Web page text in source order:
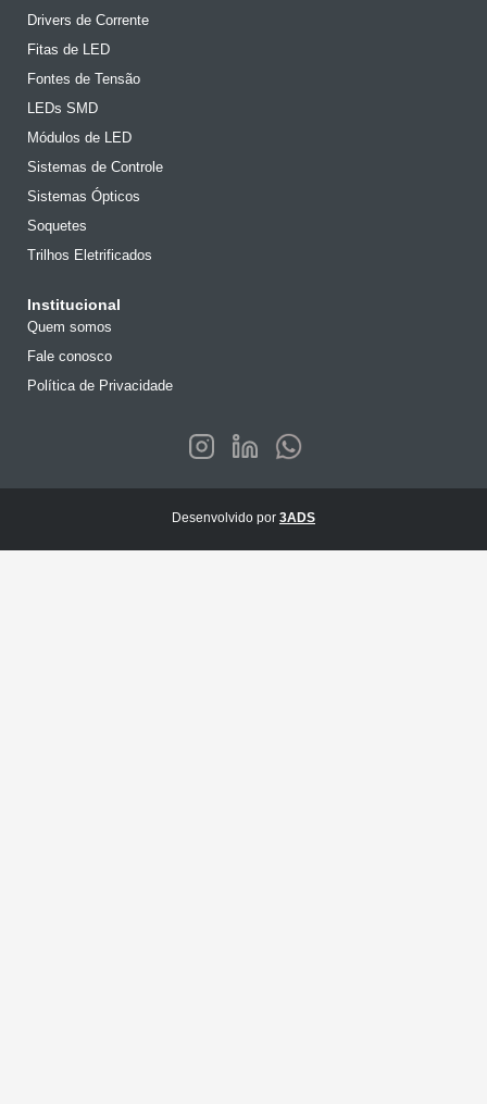
Drivers de Corrente
Fitas de LED
Fontes de Tensão
LEDs SMD
Módulos de LED
Sistemas de Controle
Sistemas Ópticos
Soquetes
Trilhos Eletrificados
Institucional
Quem somos
Fale conosco
Política de Privacidade
Desenvolvido por 3ADS